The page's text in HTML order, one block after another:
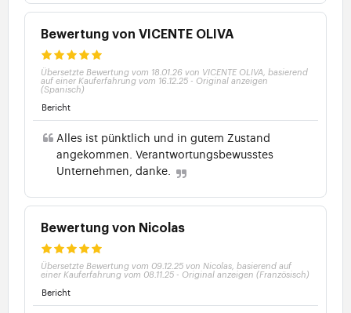
Bewertung von VICENTE OLIVA
Übersetzte Bewertung vom 18.01.26 von VICENTE OLIVA, basierend
auf einer Kauferfahrung vom 16.12.25 - Original anzeigen
(Spanisch)
Bericht
Alles ist pünktlich und in gutem Zustand
angekommen. Verantwortungsbewusstes
Unternehmen, danke.
Bewertung von Nicolas
Übersetzte Bewertung vom 09.12.25 von Nicolas, basierend auf
einer Kauferfahrung vom 08.11.25 - Original anzeigen (Französisch)
Bericht